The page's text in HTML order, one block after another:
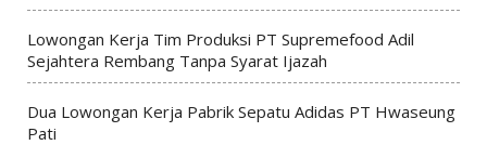
Lowongan Kerja Tim Produksi PT Supremefood Adil
Sejahtera Rembang Tanpa Syarat Ijazah
Dua Lowongan Kerja Pabrik Sepatu Adidas PT Hwaseung
Pati